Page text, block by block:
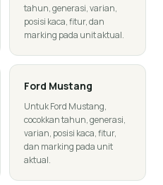
tahun, generasi, varian,
posisi kaca, fitur, dan
marking pada unit aktual.
Ford Mustang
Untuk Ford Mustang,
cocokkan tahun, generasi,
varian, posisi kaca, fitur,
dan marking pada unit
aktual.